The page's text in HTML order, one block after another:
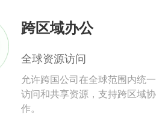
跨区域办公
全球资源访问
允许跨国公司在全球范围内统一
访问和共享资源，支持跨区域协
作。